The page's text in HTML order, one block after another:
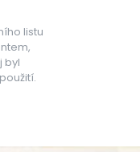
listu
byl